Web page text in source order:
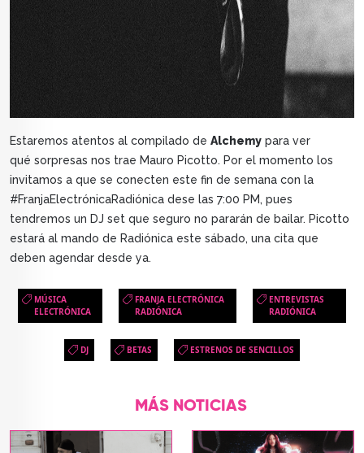
Estaremos atentos al compilado de Alchemy para ver
qué sorpresas nos trae Mauro Picotto. Por el momento los
invitamos a que se conecten este fin de semana con la
#FranjaElectrónicaRadiónica dese las 7:00 PM, pues
tendremos un DJ set que seguro no pararán de bailar. Picotto
estará al mando de Radiónica este sábado, una cita que
deben agendar desde ya.
MÚSICA
ELECTRÓNICA
FRANJA ELECTRÓNICA
RADIÓNICA
ENTREVISTAS
RADIÓNICA
DJ BETAS ESTRENOS DE SENCILLOS
MÁS NOTICIAS